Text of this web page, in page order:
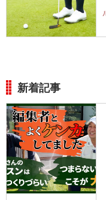
新着記事